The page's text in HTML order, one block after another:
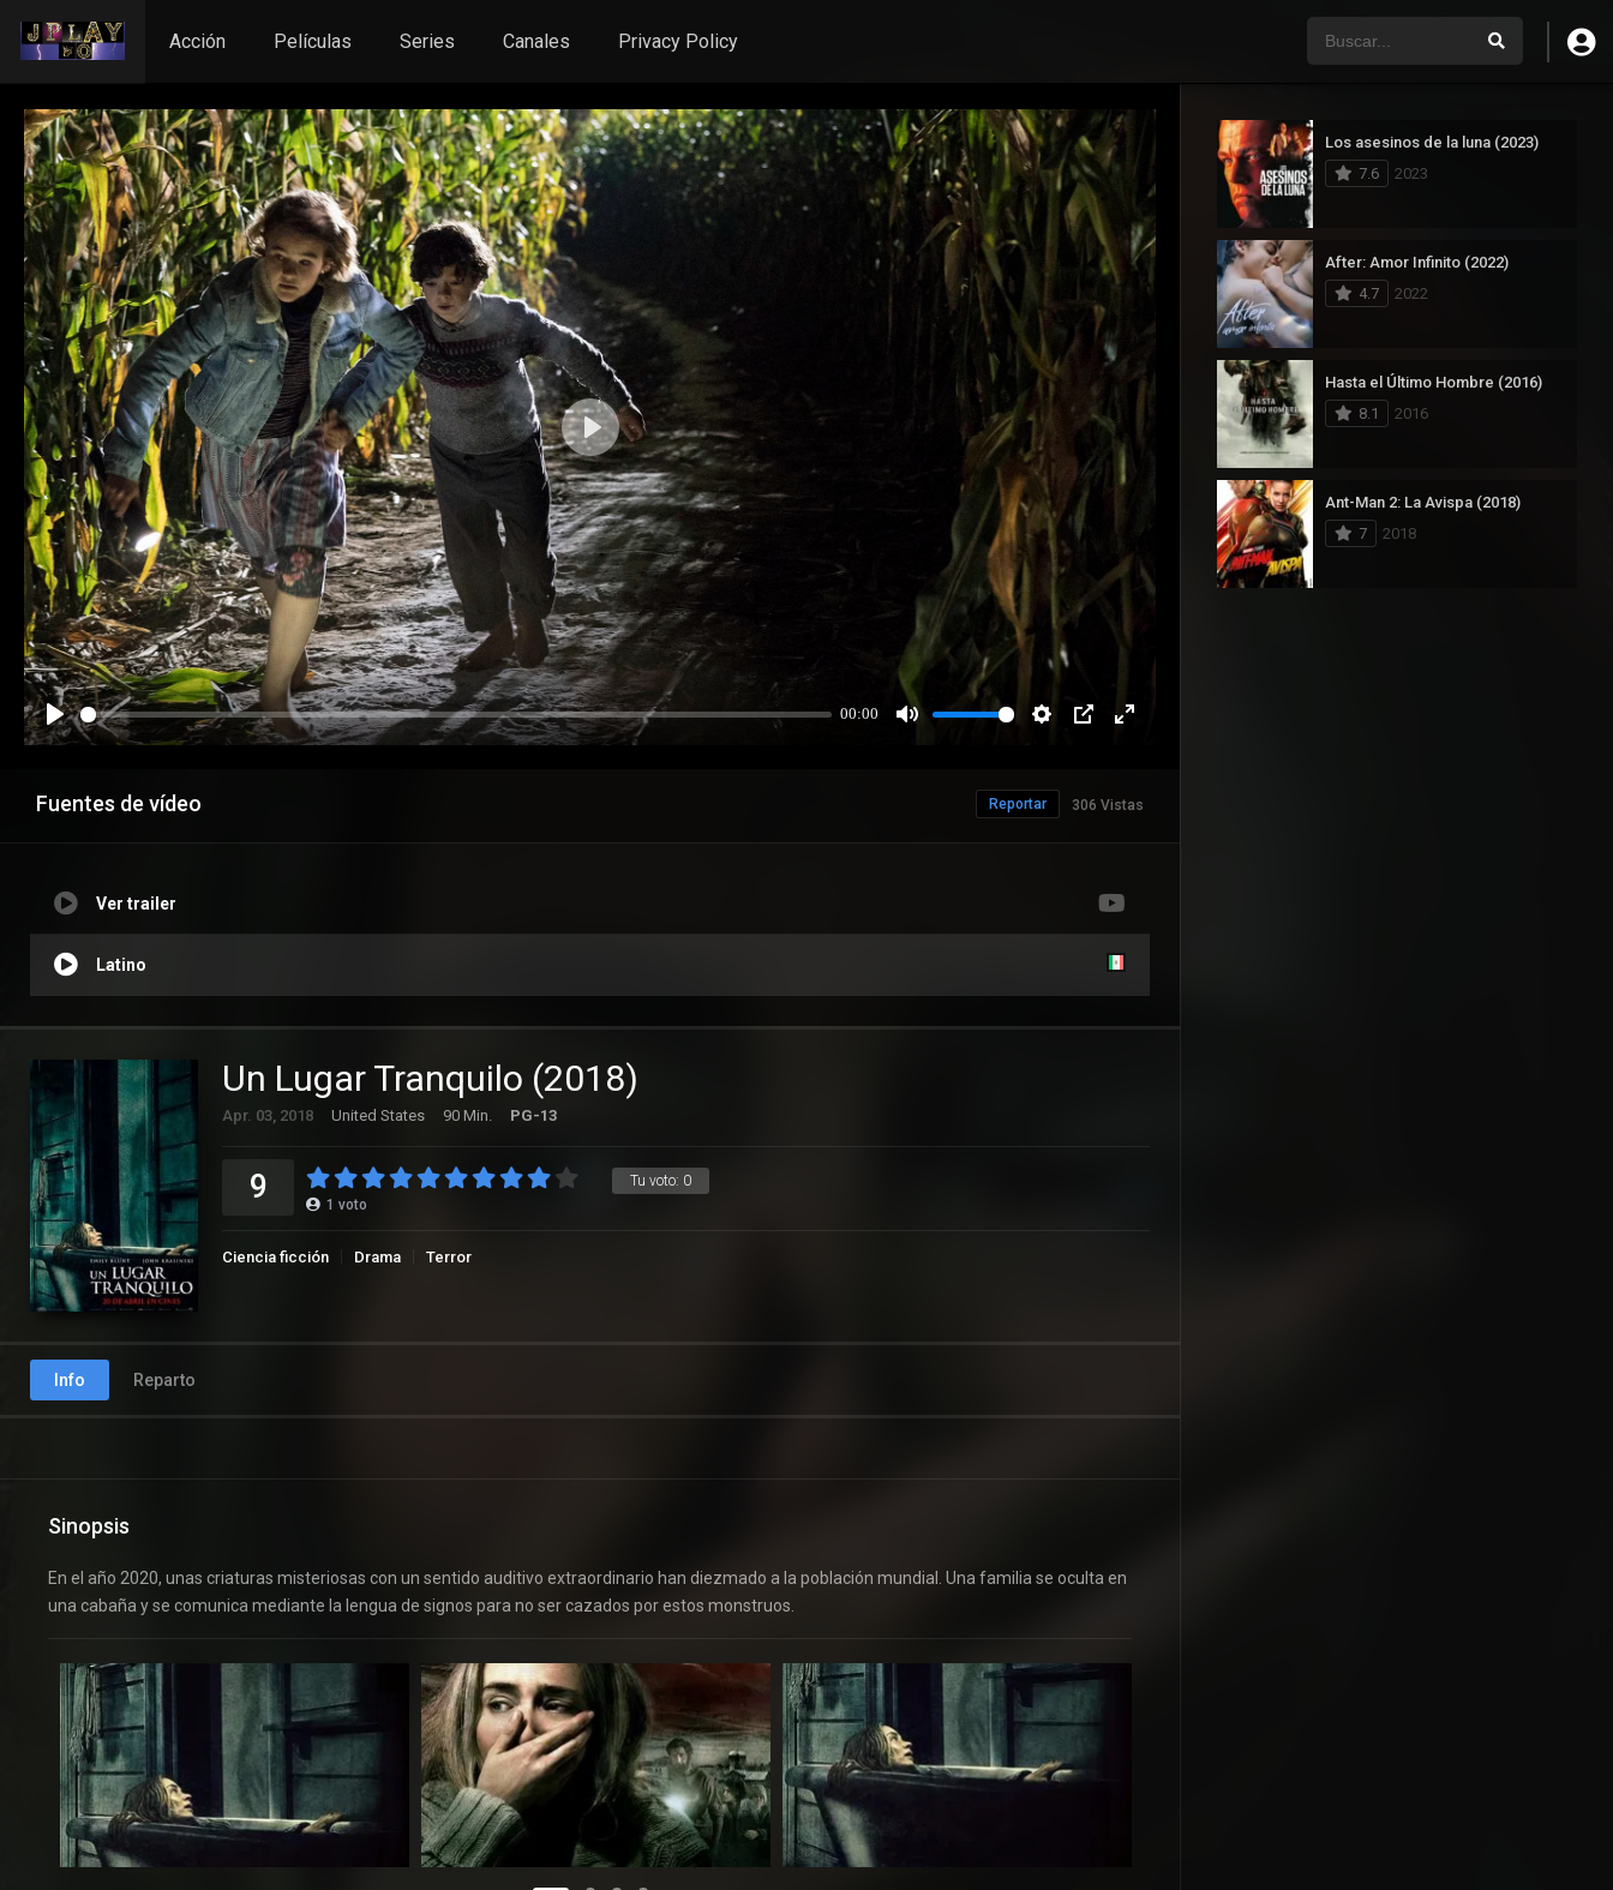
Acción Películas Series Canales Privacy Policy
Fuentes de vídeo 306 Vistas
Reportar
Ver trailer
Latino
Un Lugar Tranquilo (2018)
Apr. 03, 2018 United States 90 Min. PG-13
Tu voto: 0
9 1 voto
Ciencia ficción Drama Terror
Info Reparto
Sinopsis
En el año 2020, unas criaturas misteriosas con un sentido auditivo extraordinario han diezmado a la población mundial. Una familia se oculta en
una cabaña y se comunica mediante la lengua de signos para no ser cazados por estos monstruos.
Los asesinos de la luna (2023)
7.6
2023
After: Amor Infinito (2022)
4.7
2022
Hasta el Último Hombre (2016)
8.1
2016
Ant-Man 2: La Avispa (2018)
7
2018